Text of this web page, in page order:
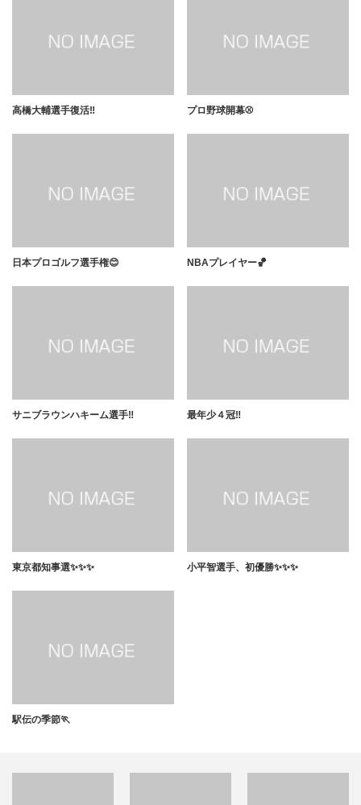
高橋大輔選手復活‼️ プロ野球開幕⚾️
日本プロゴルフ選手権😊 NBAプレイヤー🏀
サニブラウンハキーム選手‼️ 最年少４冠‼️
東京都知事選✨✨✨ 小平智選手、初優勝✨✨✨
駅伝の季節🏃